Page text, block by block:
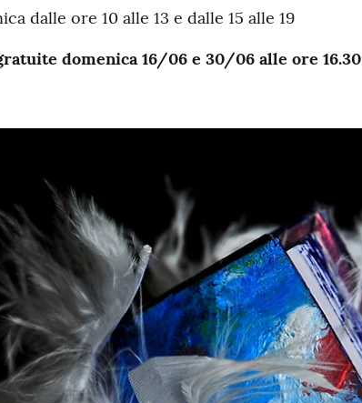
dalle ore 10 alle 13 e dalle 15 alle 19
domenica 16/06 e 30/06 alle ore 16.30